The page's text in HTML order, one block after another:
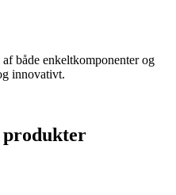
både enkeltkomponenter og
innovativt.
produkter